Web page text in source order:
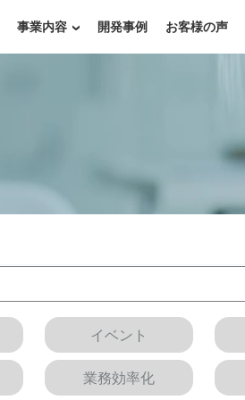
事業内容 開発事例 お客様の声
イベント
業務効率化